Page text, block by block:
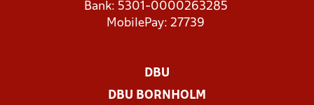
Bank: 5301-0000263285
MobilePay: 27739
DBU
DBU BORNHOLM